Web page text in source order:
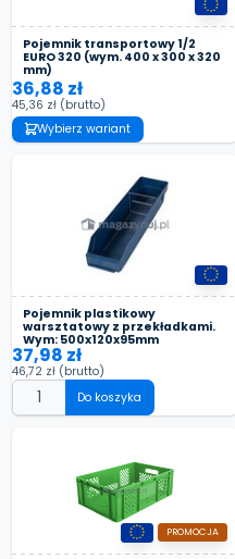
Pojemnik transportowy 1/2
EURO 320 (wym. 400 x 300 x 320
mm)
36,88 zł
45,36 zł (brutto)
Wybierz wariant
Pojemnik plastikowy
warsztatowy z przekładkami.
Wym: 500x120x95mm
37,98 zł
46,72 zł (brutto)
Do koszyka
PROMOCJA